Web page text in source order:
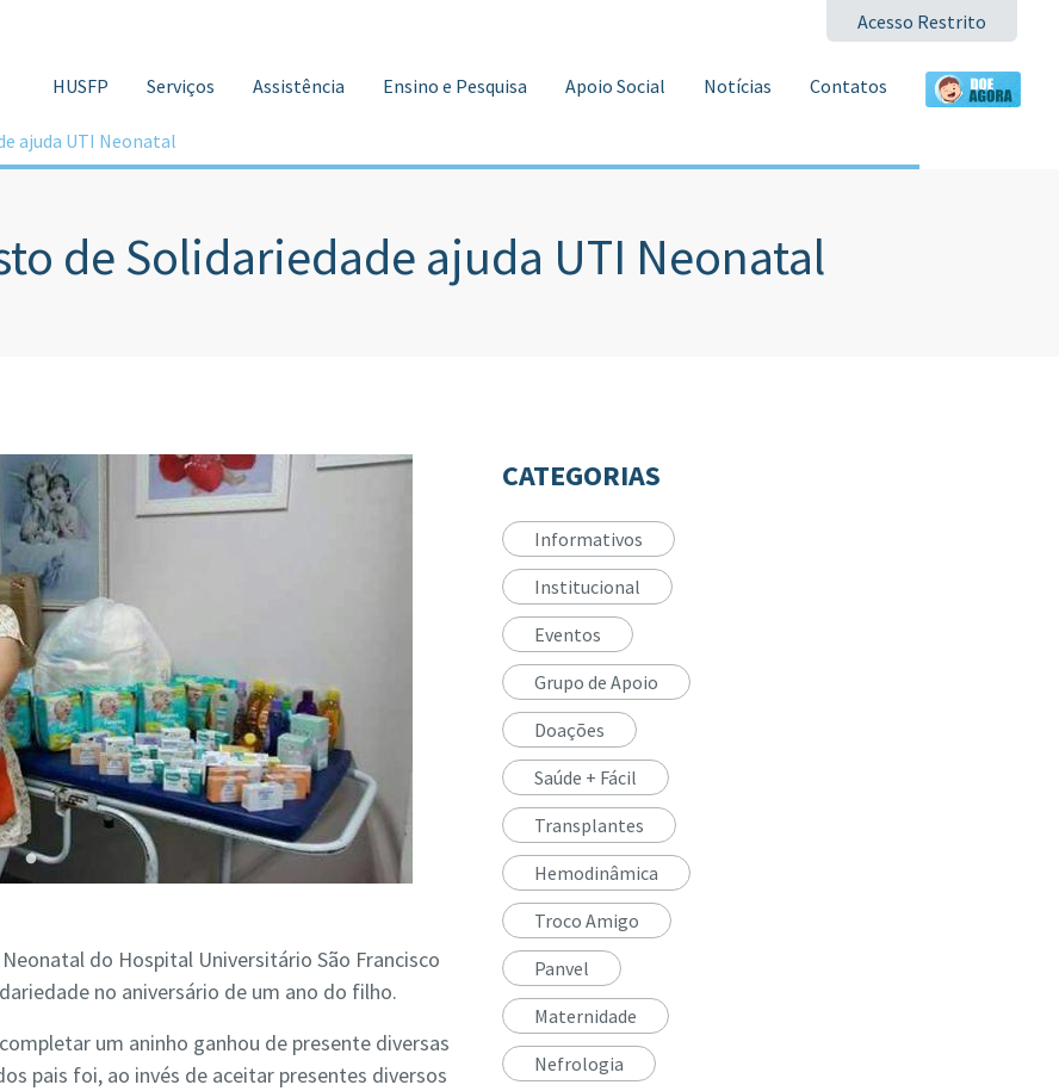
HUSFP Serviços Assistência Ensino e Pesquisa Apoio Social Notícias Contatos
Acesso Restrito
ajuda UTI Neonatal
de Solidariedade ajuda UTI Neonatal
do Hospital Universitário São Francisco
no aniversário de um ano do filho.
um aninho ganhou de presente diversas
pais foi, ao invés de aceitar presentes diversos
CATEGORIAS
Informativos
Institucional
Eventos
Grupo de Apoio
Doações
Saúde + Fácil
Transplantes
Hemodinâmica
Troco Amigo
Panvel
Maternidade
Nefrologia